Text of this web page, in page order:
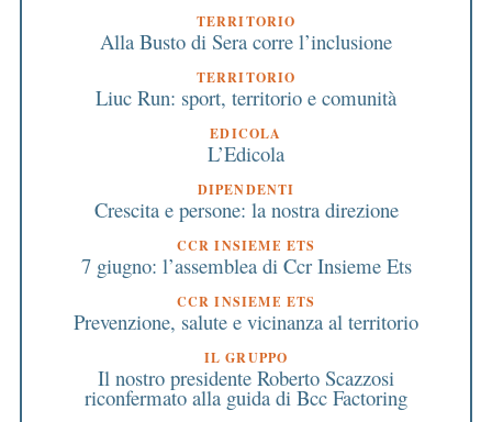
TERRITORIO
Alla Busto di Sera corre l’inclusione
TERRITORIO
Liuc Run: sport, territorio e comunità
EDICOLA
L’Edicola
DIPENDENTI
Crescita e persone: la nostra direzione
CCR INSIEME ETS
7 giugno: l’assemblea di Ccr Insieme Ets
CCR INSIEME ETS
Prevenzione, salute e vicinanza al territorio
IL GRUPPO
Il nostro presidente Roberto Scazzosi
riconfermato alla guida di Bcc Factoring